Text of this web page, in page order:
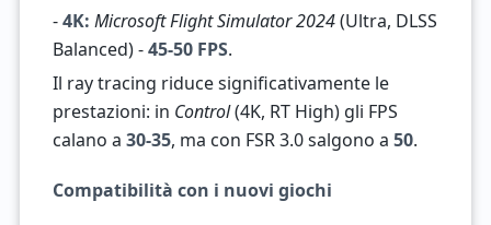
-4K: Microsoft Flight Simulator 2024(Ultra, DLSS
Balanced) -45-50 FPS.
Il ray tracing riduce significativamente le
prestazioni: in Control(4K, RT High) gli FPS
calano a 30-35, ma con FSR 3.0 salgono a 50.
Compatibilità con i nuovi giochi